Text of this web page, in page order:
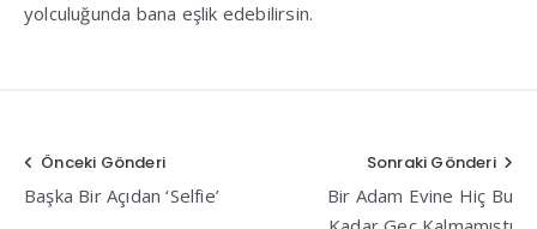
yolculuğunda bana eşlik edebilirsin.
Yazı
gezinmesi
Önceki Gönderi
Başka Bir Açıdan ‘Selfie’
Sonraki Gönderi
Bir Adam Evine Hiç Bu